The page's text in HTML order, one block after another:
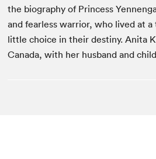
the biography of Princess
and fearless warrior, who lived at
little choice in their destiny. Anita
Canada, with her husband and